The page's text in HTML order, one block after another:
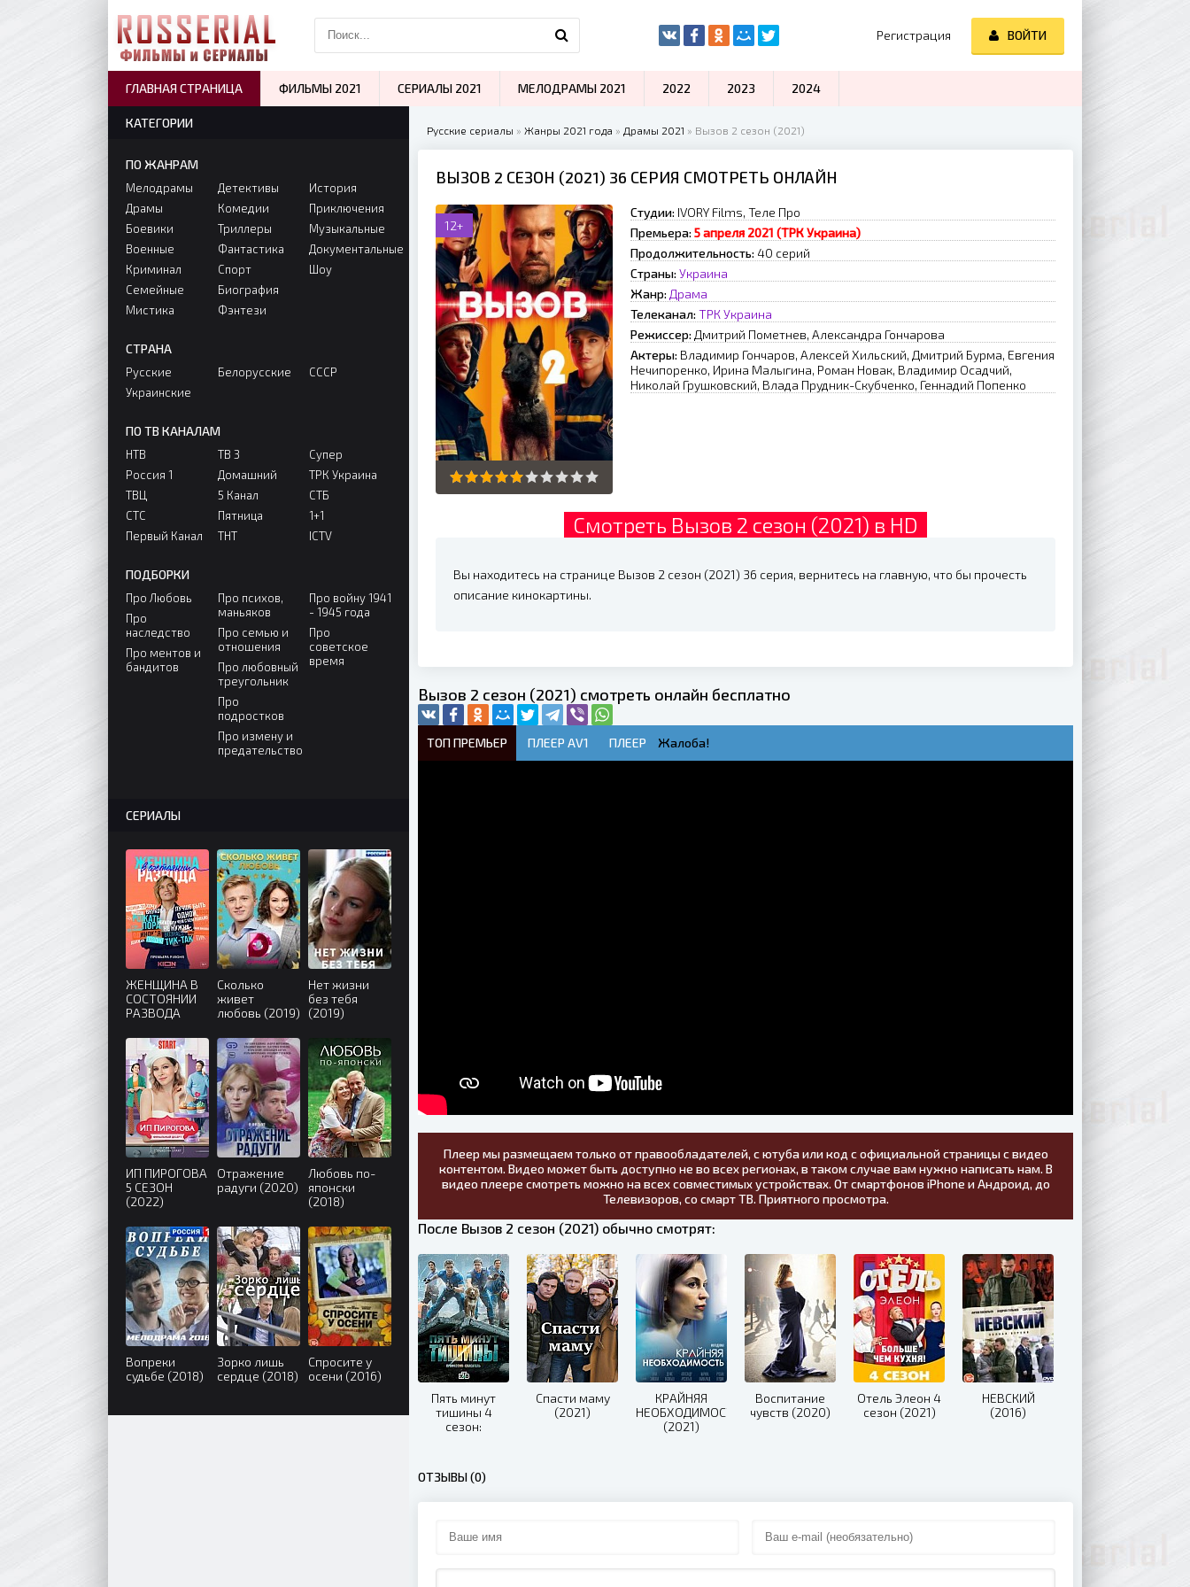
Русские сериалы » Жанры 2021 года » Драмы 2021 » Вызов 2 сезон (2021)
ВЫЗОВ 2 СЕЗОН (2021) 36 СЕРИЯ СМОТРЕТЬ ОНЛАЙН
12+
Студии: IVORY Films, Теле Про
Премьера: 5 апреля 2021 (ТРК Украина)
Продолжительность: 40 серий
Страны: Украина
Жанр: Драма
Телеканал: ТРК Украина
Режиссер: Дмитрий Пометнев, Александра Гончарова
Актеры: Владимир Гончаров, Алексей Хильский, Дмитрий Бурма, Евгения
Нечипоренко, Ирина Малыгина, Роман Новак, Владимир Осадчий,
Николай Грушковский, Влада Прудник-Скубченко, Геннадий Попенко
Смотреть Вызов 2 сезон (2021) в HD
Вы находитесь на странице Вызов 2 сезон (2021) 36 серия, вернитесь на главную, что бы прочесть
описание кинокартины.
Вызов 2 сезон (2021) смотреть онлайн бесплатно
ТОП ПРЕМЬЕР ПЛЕЕР AV1 ПЛЕЕР Жалоба!
Плеер мы размещаем только от правообладателей, с ютуба или код с официальной страницы с видео
контентом. Видео может быть доступно не во всех регионах, в таком случае вам нужно написать нам. В
видео плеере смотреть можно на всех совместимых устройствах. От смартфонов iPhone и Андроид, до
Телевизоров, со смарт ТВ. Приятного просмотра.
После Вызов 2 сезон (2021) обычно смотрят:
Пять минут
тишины 4
сезон:
Спасти маму
(2021)
КРАЙНЯЯ
НЕОБХОДИМОСТЬ
(2021)
Воспитание
чувств (2020)
Отель Элеон 4
сезон (2021)
НЕВСКИЙ
(2016)
ОТЗЫВЫ (0)
КАТЕГОРИИ
ПО ЖАНРАМ
Мелодрамы
Драмы
Боевики
Военные
Криминал
Семейные
Мистика
Детективы
Комедии
Триллеры
Фантастика
Спорт
Биография
Фэнтези
История
Приключения
Музыкальные
Документальные
Шоу
СТРАНА
Русские
Украинские
Белорусские СССР
ПО ТВ КАНАЛАМ
НТВ
Россия 1
ТВЦ
СТС
Первый Канал
ТВ 3
Домашний
5 Канал
Пятница
ТНТ
Супер
ТРК Украина
СТБ
1+1
ICTV
ПОДБОРКИ
Про Любовь
Про
наследство
Про ментов и
бандитов
Про психов,
маньяков
Про семью и
отношения
Про любовный
треугольник
Про
подростков
Про измену и
предательство
Про войну 1941
- 1945 года
Про
советское
время
СЕРИАЛЫ
ЖЕНЩИНА В
СОСТОЯНИИ
РАЗВОДА
Сколько
живет
любовь (2019)
Нет жизни
без тебя
(2019)
ИП ПИРОГОВА
5 СЕЗОН
(2022)
Отражение
радуги (2020)
Любовь по-
японски
(2018)
Вопреки
судьбе (2018)
Зорко лишь
сердце (2018)
Спросите у
осени (2016)
Регистрация ВОЙТИ
ГЛАВНАЯ СТРАНИЦА ФИЛЬМЫ 2021 СЕРИАЛЫ 2021 МЕЛОДРАМЫ 2021 2022 2023 2024